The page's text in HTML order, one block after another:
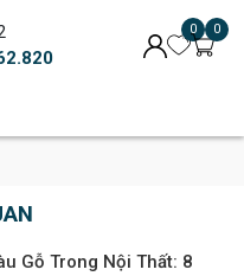
0 0
PHÒNG
Gỗ Trong Nội Thất: 8